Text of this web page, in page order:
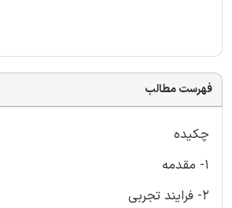
فهرست مطالب
چکیده
1- مقدمه
2- فرایند تجربی